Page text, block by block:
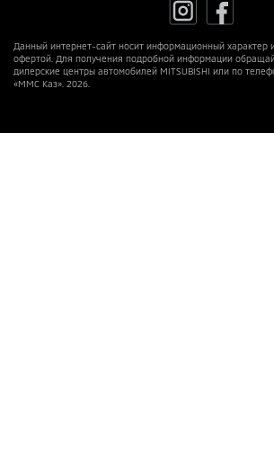
Данный интернет-сайт носит информационный характер
офертой. Для получения подробной информации
дилерские центры автомобилей MITSUBISHI или по
«ММС Каз». 2026.